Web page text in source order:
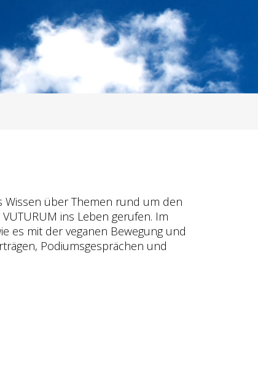
Wissen über Themen rund um den
ins Leben gerufen. Im
es mit der veganen Bewegung und
Podiumsgesprächen und